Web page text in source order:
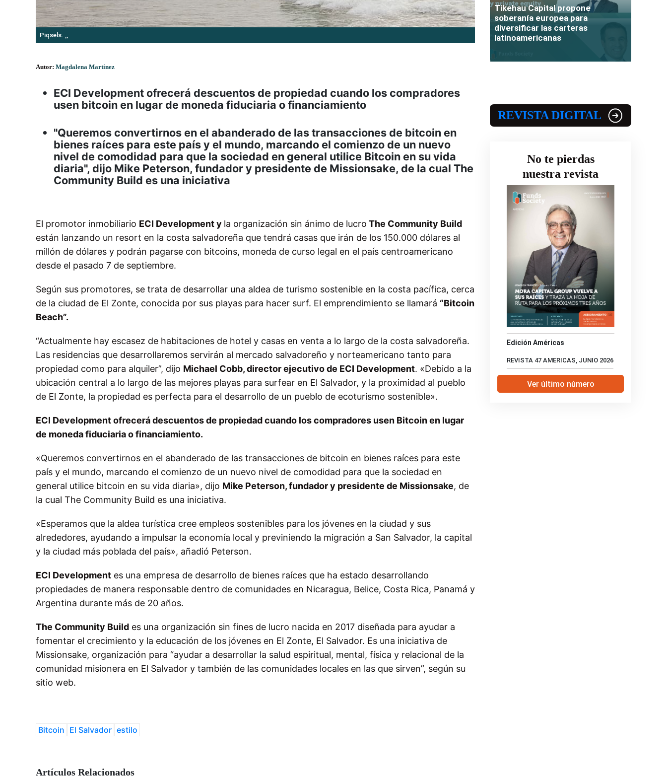
Piqsels. ,,
Autor: Magdalena Martínez
ECI Development ofrecerá descuentos de propiedad cuando los compradores
usen bitcoin en lugar de moneda fiduciaria o financiamiento
"Queremos convertirnos en el abanderado de las transacciones de bitcoin en
bienes raíces para este país y el mundo, marcando el comienzo de un nuevo
nivel de comodidad para que la sociedad en general utilice Bitcoin en su vida
diaria", dijo Mike Peterson, fundador y presidente de Missionsake, de la cual The
Community Build es una iniciativa
El promotor inmobiliario ECI Development y la organización sin ánimo de lucro The Community Build
están lanzando un resort en la costa salvadoreña que tendrá casas que irán de los 150.000 dólares al
millón de dólares y podrán pagarse con bitcoins, moneda de curso legal en el país centroamericano
desde el pasado 7 de septiembre.
Según sus promotores, se trata de desarrollar una aldea de turismo sostenible en la costa pacífica, cerca
de la ciudad de El Zonte, conocida por sus playas para hacer surf. El emprendimiento se llamará “Bitcoin
Beach”.
“Actualmente hay escasez de habitaciones de hotel y casas en venta a lo largo de la costa salvadoreña.
Las residencias que desarrollaremos servirán al mercado salvadoreño y norteamericano tanto para
propiedad como para alquiler”, dijo Michael Cobb, director ejecutivo de ECI Development. «Debido a la
ubicación central a lo largo de las mejores playas para surfear en El Salvador, y la proximidad al pueblo
de El Zonte, la propiedad es perfecta para el desarrollo de un pueblo de ecoturismo sostenible».
ECI Development ofrecerá descuentos de propiedad cuando los compradores usen Bitcoin en lugar
de moneda fiduciaria o financiamiento.
«Queremos convertirnos en el abanderado de las transacciones de bitcoin en bienes raíces para este
país y el mundo, marcando el comienzo de un nuevo nivel de comodidad para que la sociedad en
general utilice bitcoin en su vida diaria», dijo Mike Peterson, fundador y presidente de Missionsake, de
la cual The Community Build es una iniciativa.
«Esperamos que la aldea turística cree empleos sostenibles para los jóvenes en la ciudad y sus
alrededores, ayudando a impulsar la economía local y previniendo la migración a San Salvador, la capital
y la ciudad más poblada del país», añadió Peterson.
ECI Development es una empresa de desarrollo de bienes raíces que ha estado desarrollando
propiedades de manera responsable dentro de comunidades en Nicaragua, Belice, Costa Rica, Panamá y
Argentina durante más de 20 años.
The Community Build es una organización sin fines de lucro nacida en 2017 diseñada para ayudar a
fomentar el crecimiento y la educación de los jóvenes en El Zonte, El Salvador. Es una iniciativa de
Missionsake, organización para “ayudar a desarrollar la salud espiritual, mental, física y relacional de la
comunidad misionera en El Salvador y también de las comunidades locales en las que sirven”, según su
sitio web.
Bitcoin El Salvador estilo
Artículos Relacionados
Tikehau Capital propone
soberanía europea para
diversificar las carteras
latinoamericanas
REVISTA DIGITAL
No te pierdas
nuestra revista
Edición Américas
REVISTA 47 AMERICAS, JUNIO 2026
Ver último número